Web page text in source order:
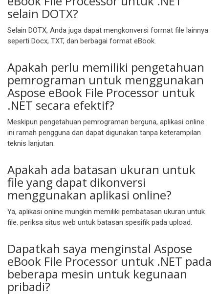
selain DOTX?
Selain DOTX, Anda juga dapat mengkonversi format file lainnya
seperti Docx, TXT, dan berbagai format eBook.
Apakah perlu memiliki pengetahuan
pemrograman untuk menggunakan
Aspose eBook File Processor untuk
.NET secara efektif?
Meskipun pengetahuan pemrograman berguna, aplikasi online
ini ramah pengguna dan dapat digunakan tanpa keterampilan
teknis lanjutan.
Apakah ada batasan ukuran untuk
file yang dapat dikonversi
menggunakan aplikasi online?
Ya, aplikasi online mungkin memiliki pembatasan ukuran untuk
file. periksa situs web untuk batasan spesifik pada upload.
Dapatkah saya menginstal Aspose
eBook File Processor untuk .NET pada
beberapa mesin untuk kegunaan
pribadi?